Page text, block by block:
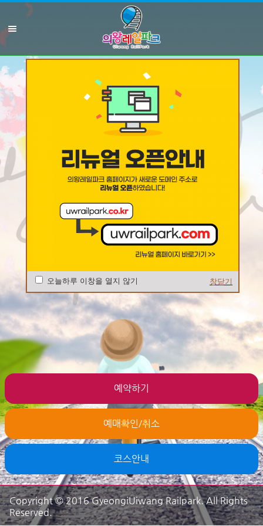
오늘하루 이창을 열지 않기 창닫기
예약하기
예매확인/취소
코스안내
Copyright © 2016 GyeongiUiwang Railpark. All Rights
Reserved.